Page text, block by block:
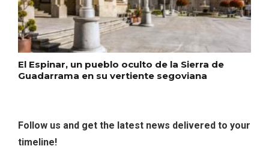
El Espinar, un pueblo oculto de la Sierra de
Guadarrama en su vertiente segoviana
Follow us and get the latest news delivered to your
timeline!
IGP Morcilla de Burgos triunfó en el
Salón Gourmet 2026